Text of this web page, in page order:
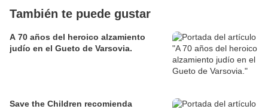
También te puede gustar
A 70 años del heroico alzamiento
judío en el Gueto de Varsovia.
Save the Children recomienda